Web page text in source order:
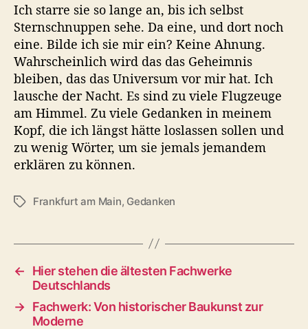
Ich starre sie so lange an, bis ich selbst
Sternschnuppen sehe. Da eine, und dort noch
eine. Bilde ich sie mir ein? Keine Ahnung.
Wahrscheinlich wird das das Geheimnis
bleiben, das das Universum vor mir hat. Ich
lausche der Nacht. Es sind zu viele Flugzeuge
am Himmel. Zu viele Gedanken in meinem
Kopf, die ich längst hätte loslassen sollen und
zu wenig Wörter, um sie jemals jemandem
erklären zu können.
S
l
g
ö
Frankfurt am Main, Gedanken
←
Hier stehen die ältesten Fachwerke
Deutschlands
→ Fachwerk: Von historischer Baukunst zur
Moderne